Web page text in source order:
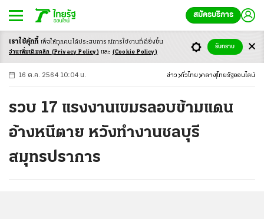
สมัครบริการ
-ก ก ก+
16 ต.ค. 2564 10:04 น. ข่าว ทั่วไทย กลาง ไทยรัฐออนไลน์
รวบ 17 แรงงานเขมรลอบข้ามแดน
อ้างหนีตาย หวังทำงานชลบุรี
สมุทรปราการ
เราใช้คุ้กกี้ เพื่อให้ทุกคนได้ประสบการณ์การใช้งานที่ดียิ่งขึ้น
อ่านเพิ่มเติมคลิก (Privacy Policy) และ (Cookie Policy)
รับทราบ